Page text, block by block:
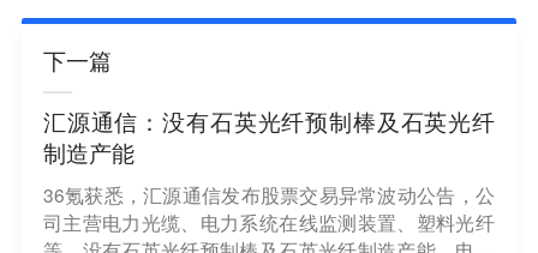
下一篇
汇源通信：没有石英光纤预制棒及石英光纤
制造产能
36氪获悉，汇源通信发布股票交易异常波动公告，公
司主营电力光缆、电力系统在线监测装置、塑料光纤